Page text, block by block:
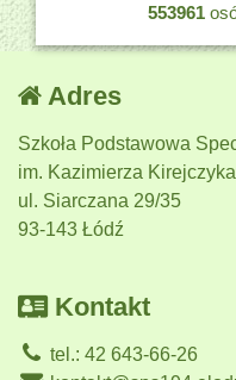
553961
Adres
Szkoła Podstawowa
im. Kazimierza Kirejczyka
ul. Siarczana 29/35
93-143 Łódź
Kontakt
tel.: 42 643-66-26